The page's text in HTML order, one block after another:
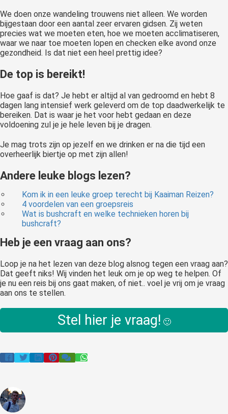
We doen onze wandeling trouwens niet alleen. We worden
bijgestaan door een aantal zeer ervaren gidsen. Zij weten
precies wat we moeten eten, hoe we moeten acclimatiseren,
waar we naar toe moeten lopen en checken elke avond onze
gezondheid. Is dat niet een heel prettig idee?
De top is bereikt!
Hoe gaaf is dat? Je hebt er altijd al van gedroomd en hebt 8
dagen lang intensief werk geleverd om de top daadwerkelijk te
bereiken. Dat is waar je het voor hebt gedaan en deze
voldoening zul je je hele leven bij je dragen.
Je mag trots zijn op jezelf en we drinken er na die tijd een
overheerlijk biertje op met zijn allen!
Andere leuke blogs lezen?
Kom ik in een leuke groep terecht bij Kaaiman Reizen?
4 voordelen van een groepsreis
Wat is bushcraft en welke technieken horen bij
bushcraft?
Heb je een vraag aan ons?
Loop je na het lezen van deze blog alsnog tegen een vraag aan?
Dat geeft niks! Wij vinden het leuk om je op weg te helpen. Of
je nu een reis bij ons gaat maken, of niet.. voel je vrij om je vraag
aan ons te stellen.
Stel hier je vraag! 🙂